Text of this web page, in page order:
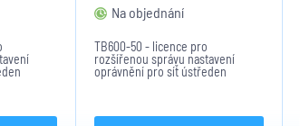
linek
Na objednání
TB600-50 - licence pro
rozšířenou správu nastavení
oprávnění pro síť ústředen
BCnet600 - do 50 kruhových linek